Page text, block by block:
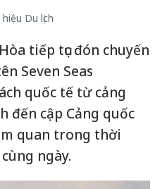
Du lịch
tiếp tục đón chuyến
Seven Seas
quốc tế từ cảng
đến cập Cảng quốc
quan trong thời
ngày.